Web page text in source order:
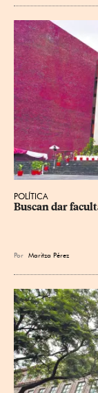
POLÍTICA
Buscan dar
Por Maritza Pérez